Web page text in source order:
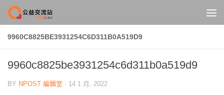
Skip to content
9960C8825BE3931254C6D311B0A519D9
9960c8825be3931254c6d311b0a519d9
BY NPOST 編輯室 · 14 1 月, 2022